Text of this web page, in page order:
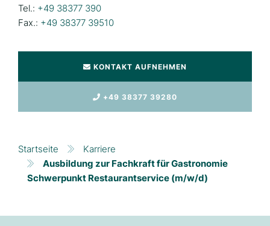
Tel.: +49 38377 390
Fax.: +49 38377 39510
KONTAKT AUFNEHMEN
+49 38377 39280
Startseite
Karriere
Ausbildung zur Fachkraft für Gastronomie
Schwerpunkt Restaurantservice (m/w/d)